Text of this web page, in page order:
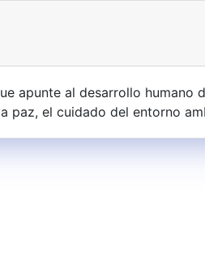
apunte al desarrollo humano
el cuidado del entorno